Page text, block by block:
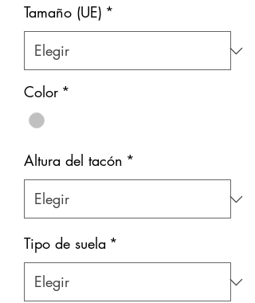
Tamaño (UE) *
Color *
Altura del tacón *
Tipo de suela *